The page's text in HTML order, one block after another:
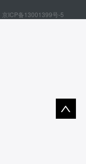
京ICP备13001399号-5